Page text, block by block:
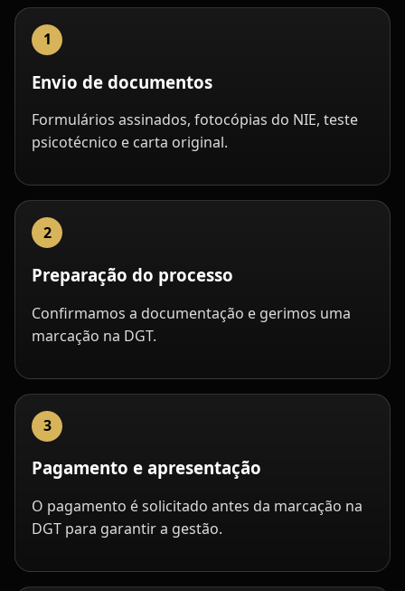
Envio de documentos
Formulários assinados, fotocópias do NIE, teste
psicotécnico e carta original.
Preparação do processo
Confirmamos a documentação e gerimos uma
marcação na DGT.
Pagamento e apresentação
O pagamento é solicitado antes da marcação na
DGT para garantir a gestão.